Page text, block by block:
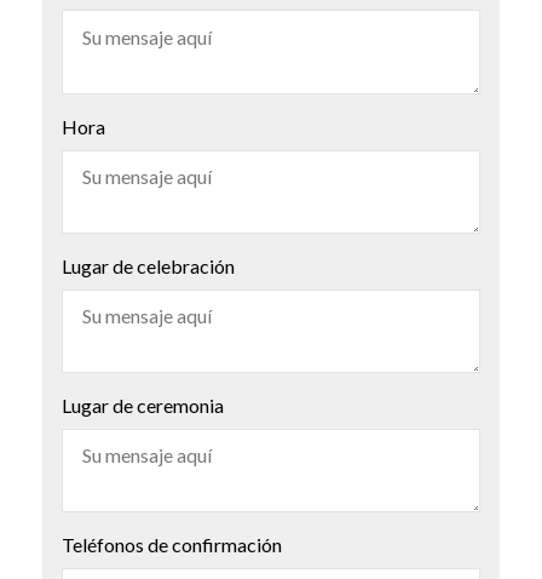
Hora
Lugar de celebración
Lugar de ceremonia
Teléfonos de confirmación